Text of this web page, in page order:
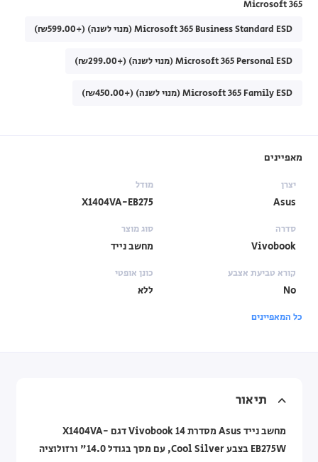
Microsoft 365
Microsoft 365 Business Standard ESD (מנוי לשנה) (+₪599.00)
Microsoft 365 Personal ESD (מנוי לשנה) (+₪299.00)
Microsoft 365 Family ESD (מנוי לשנה) (+₪450.00)
מאפיינים
יצרן
Asus
מודל
X1404VA-EB275
סדרה
Vivobook
סוג מוצר
מחשב נייד
קורא טביעת אצבע
No
כונן אופטי
ללא
כל המאפיינים
תיאור
מחשב נייד Asus מסדרת Vivobook 14 דגם X1404VA-
EB275W בצבע Cool Silver, עם מסך בגודל 14.0" ורזולוציה